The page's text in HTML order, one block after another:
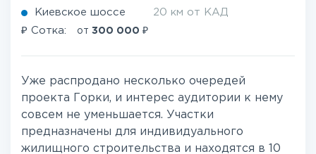
Киевское шоссе 20 км от КАД
₽ Сотка: от 300 000 ₽
Уже распродано несколько очередей
проекта Горки, и интерес аудитории к нему
совсем не уменьшается. Участки
предназначены для индивидуального
жилищного строительства и находятся в 10